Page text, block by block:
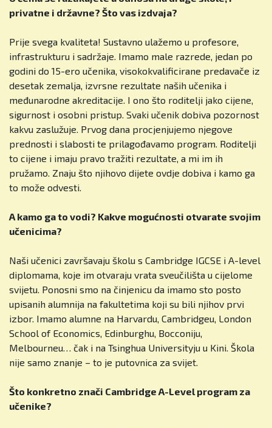
privatne i državne? Što vas izdvaja?
Prije svega kvaliteta! Sustavno ulažemo u profesore,
infrastrukturu i sadržaje. Imamo male razrede, jedan po
godini do 15-ero učenika, visokokvalificirane predavače iz
desetak zemalja, izvrsne rezultate naših učenika i
međunarodne akreditacije. I ono što roditelji jako cijene,
sigurnost i osobni pristup. Svaki učenik dobiva pozornost
kakvu zaslužuje. Prvog dana procjenjujemo njegove
prednosti i slabosti te prilagođavamo program. Roditelji
to cijene i imaju pravo tražiti rezultate, a mi im ih
pružamo. Znaju što njihovo dijete ovdje dobiva i kamo ga
to može odvesti.
A kamo ga to vodi? Kakve mogućnosti otvarate svojim
učenicima?
Naši učenici završavaju školu s Cambridge IGCSE i A-level
diplomama, koje im otvaraju vrata sveučilišta u cijelome
svijetu. Ponosni smo na činjenicu da imamo sto posto
upisanih alumnija na fakultetima koji su bili njihov prvi
izbor. Imamo alumne na Harvardu, Cambridgeu, London
School of Economics, Edinburghu, Bocconiju,
Melbourneu… čak i na Tsinghua Universityju u Kini. Škola
nije samo znanje – to je putovnica za svijet.
Što konkretno znači Cambridge A-Level program za
učenike?